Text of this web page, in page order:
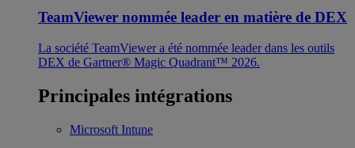
TeamViewer nommée leader en matière de DEX
La société TeamViewer a été nommée leader dans les outils
DEX de Gartner® Magic Quadrant™ 2026.
Principales intégrations
Microsoft Intune